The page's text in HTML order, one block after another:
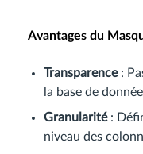
Avantages du
Transparence:
la base de
Granularité:
niveau des